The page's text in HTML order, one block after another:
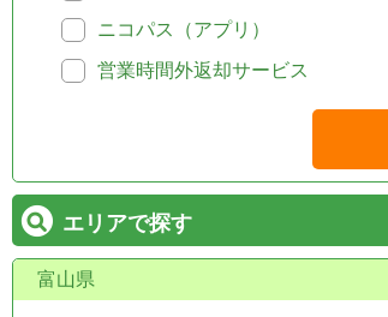
ニコパス（アプリ）
営業時間外返却サービス
エリアで探す
富山県